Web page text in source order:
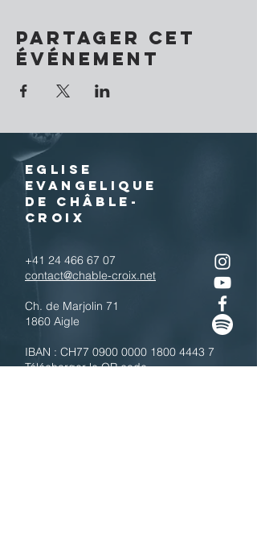
Partager cet
événement
EGLISE
EVANGELIQUE
DE CHÂBLE-
CROIX
+41 24 466 67 07
contact@chable-croix.net
Ch. de Marjolin 71
1860 Aigle
IBAN : CH77 0900 0000 1800 4443 7
Télécharger le QR code